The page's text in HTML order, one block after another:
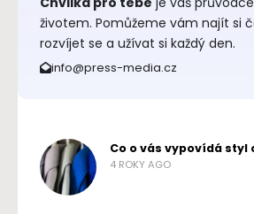
životem. Pomůžeme vám najít si
rozvíjet se a užívat si každý den.
info@press-media.cz
Co o vás vypovídá styl
4 ROKY AGO